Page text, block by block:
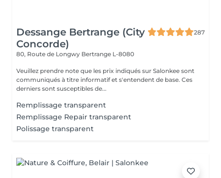
Dessange Bertrange (City
Concorde)
287
80, Route de Longwy Bertrange L-8080
Veuillez prendre note que les prix indiqués sur Salonkee sont
communiqués à titre informatif et s'entendent de base. Ces
derniers sont susceptibles de...
Remplissage transparent
Remplissage Repair transparent
Polissage transparent